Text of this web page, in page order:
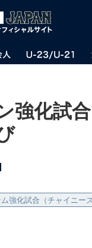
強化試
強化試合（チャイニー